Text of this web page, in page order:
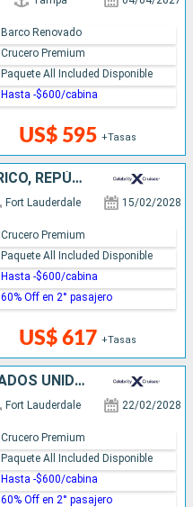
US$ 595 +Tasas
Barco Renovado
Crucero Premium
Paquete All Included Disponible
Hasta -$600/cabina
ESTADOS UNIDOS, PUERTO RICO, REPÚBLICA DOMINICANA
Fort Lauderdale 15/02/2028
US$ 617 +Tasas
Crucero Premium
Paquete All Included Disponible
Hasta -$600/cabina
60% Off en 2° pasajero
ISLAS CAIMÁN, MÉXICO, ESTADOS UNIDOS
Fort Lauderdale 22/02/2028
Crucero Premium
Paquete All Included Disponible
Hasta -$600/cabina
60% Off en 2° pasajero